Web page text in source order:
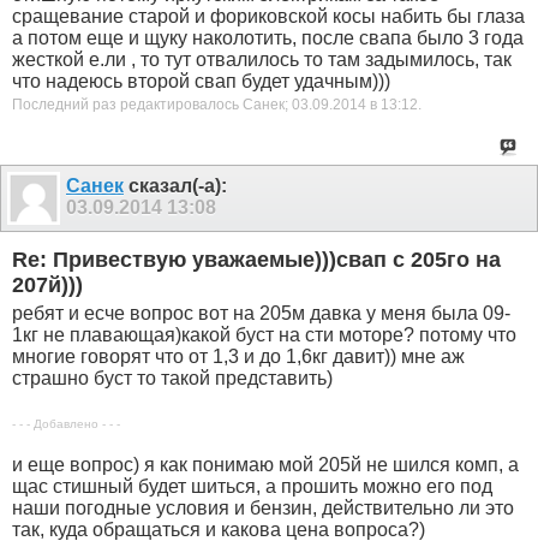
сращевание старой и фориковской косы набить бы глаза
а потом еще и щуку наколотить, после свапа было 3 года
жесткой е.ли , то тут отвалилось то там задымилось, так
что надеюсь второй свап будет удачным)))
Последний раз редактировалось Санек; 03.09.2014 в 13:12.
Санек сказал(-а):
03.09.2014 13:08
Re: Привествую уважаемые)))свап с 205го на
207й)))
ребят и есче вопрос вот на 205м давка у меня была 09-
1кг не плавающая)какой буст на сти моторе? потому что
многие говорят что от 1,3 и до 1,6кг давит)) мне аж
страшно буст то такой представить)
- - - Добавлено - - -
и еще вопрос) я как понимаю мой 205й не шился комп, а
щас стишный будет шиться, а прошить можно его под
наши погодные условия и бензин, действительно ли это
так, куда обращаться и какова цена вопроса?)